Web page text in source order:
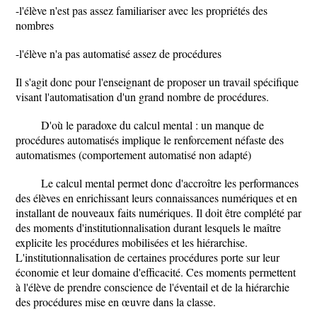
-l'élève n'est pas assez familiariser avec les propriétés des
nombres
-l'élève n'a pas automatisé assez de procédures
Il s'agit donc pour l'enseignant de proposer un travail spécifique
visant l'automatisation d'un grand nombre de procédures.
D'où le paradoxe du calcul mental : un manque de
procédures automatisés implique le renforcement néfaste des
automatismes (comportement automatisé non adapté)
Le calcul mental permet donc d'accroître les performances
des élèves en enrichissant leurs connaissances numériques et en
installant de nouveaux faits numériques. Il doit être complété par
des moments d'institutionnalisation durant lesquels le maître
explicite les procédures mobilisées et les hiérarchise.
L'institutionnalisation de certaines procédures porte sur leur
économie et leur domaine d'efficacité. Ces moments permettent
à l'élève de prendre conscience de l'éventail et de la hiérarchie
des procédures mise en œuvre dans la classe.